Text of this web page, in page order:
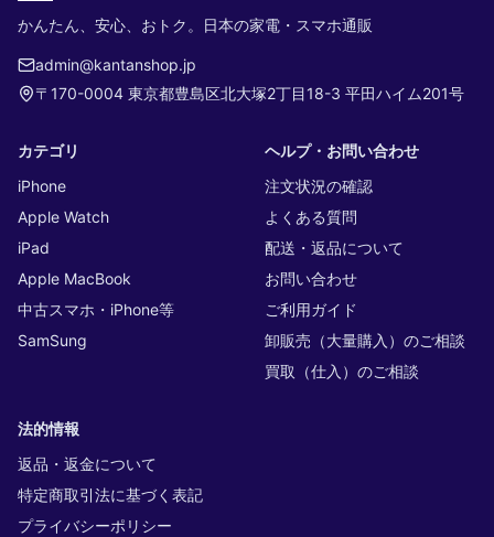
かんたん、安心、おトク。日本の家電・スマホ通販
admin@kantanshop.jp
〒170-0004 東京都豊島区北大塚2丁目18-3 平田ハイム201号
カテゴリ
iPhone
Apple Watch
iPad
Apple MacBook
中古スマホ・iPhone等
SamSung
ヘルプ・お問い合わせ
注文状況の確認
よくある質問
配送・返品について
お問い合わせ
ご利用ガイド
卸販売（大量購入）のご相談
買取（仕入）のご相談
法的情報
返品・返金について
特定商取引法に基づく表記
プライバシーポリシー